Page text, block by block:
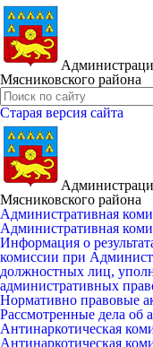
Мясниковского района
Старая версия сайта
Мясниковского района
Административная
Административная
Информация о
комиссии при
должностных лиц,
административных
Нормативно правовые
Рассмотренные дела об
Антинаркотическая
Антинаркотическая